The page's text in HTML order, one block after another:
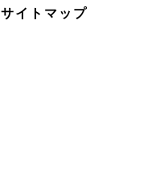
サイトマップ